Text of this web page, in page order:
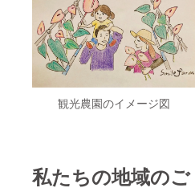
観光農園のイメージ図
私たちの地域のご